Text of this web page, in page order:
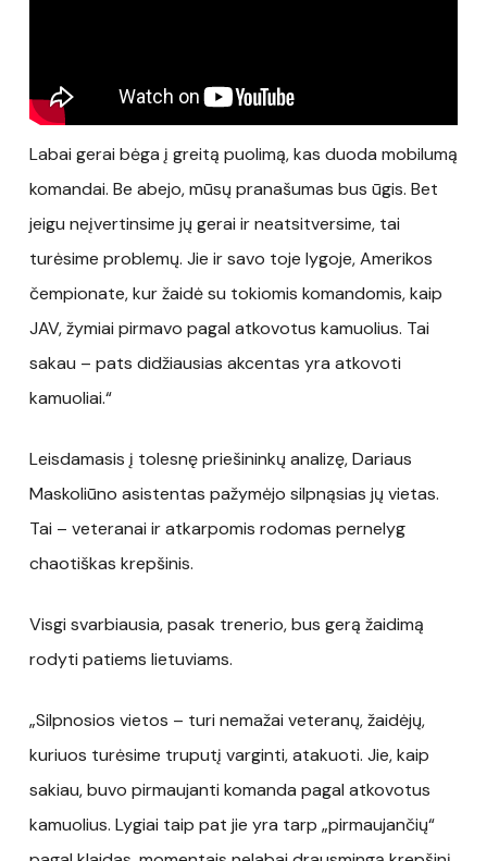
Labai gerai bėga į greitą puolimą, kas duoda mobilumą
komandai. Be abejo, mūsų pranašumas bus ūgis. Bet
jeigu neįvertinsime jų gerai ir neatsitversime, tai
turėsime problemų. Jie ir savo toje lygoje, Amerikos
čempionate, kur žaidė su tokiomis komandomis, kaip
JAV, žymiai pirmavo pagal atkovotus kamuolius. Tai
sakau – pats didžiausias akcentas yra atkovoti
kamuoliai.“
Leisdamasis į tolesnę priešininkų analizę, Dariaus
Maskoliūno asistentas pažymėjo silpnąsias jų vietas.
Tai – veteranai ir atkarpomis rodomas pernelyg
chaotiškas krepšinis.
Visgi svarbiausia, pasak trenerio, bus gerą žaidimą
rodyti patiems lietuviams.
„Silpnosios vietos – turi nemažai veteranų, žaidėjų,
kuriuos turėsime truputį varginti, atakuoti. Jie, kaip
sakiau, buvo pirmaujanti komanda pagal atkovotus
kamuolius. Lygiai taip pat jie yra tarp „pirmaujančių“